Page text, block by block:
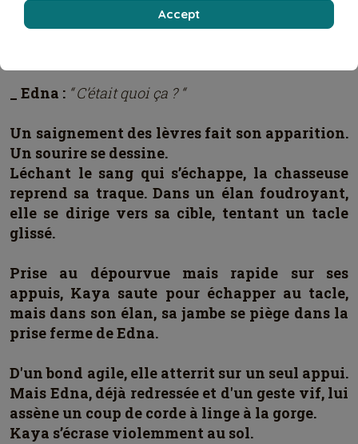
roule sur plusieurs mètres.
Se relevant péniblement, ses yeux
_ Edna : “ C’était quoi ça ? “
Un saignement des lèvres fait son apparition.
Un sourire se dessine.
Léchant le sang qui s’échappe, la chasseuse
reprend sa traque. Dans un élan foudroyant,
elle se dirige vers sa cible, tentant un tacle
glissé.
Prise au dépourvue mais rapide sur ses
appuis, Kaya saute pour échapper au tacle,
mais dans son élan, sa jambe se piège dans la
prise ferme de Edna.
D'un bond agile, elle atterrit sur un seul appui.
Mais Edna, déjà redressée et d'un geste vif, lui
assène un coup de corde à linge à la gorge.
Kaya s’écrase violemment au sol.
Accept